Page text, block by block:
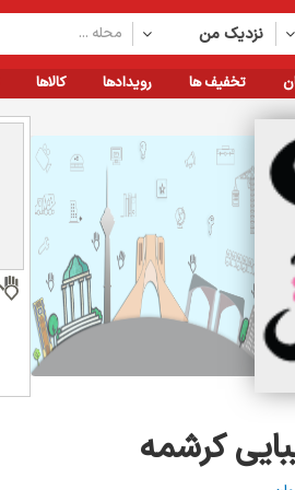
نزدیک من
کالاها رویدادها تخفیف ها
کرشمه